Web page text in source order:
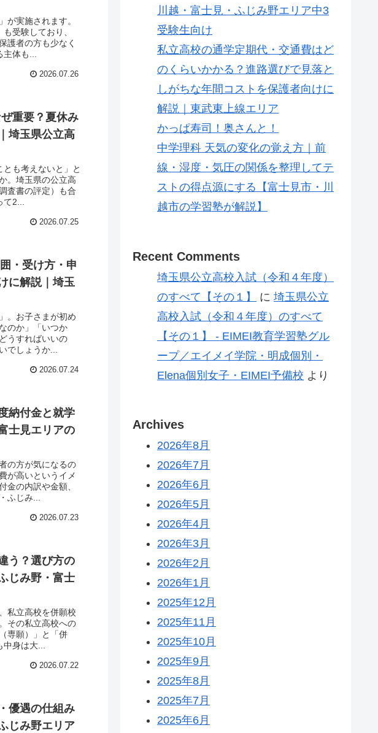
が実施されます。
受験しており、
護者の方も少なく
体も...
2026.07.26
重要？夏休み
埼玉県公立高
も考えないと」と
。埼玉県の公立高
査書の評定）も合
2...
2026.07.25
・受け方・申
に解説｜埼玉
。お子さまが初め
のか」「いつか
うすればいいの
でしょうか...
2026.07.24
納付金と就学
士見エリアの
の方が気になるの
が高いというイメ
金の内訳や金額、
ふじみ...
2026.07.23
う？選び方の
じみ野・富士
私立高校を併願校
その私立高校への
専願）」と「併
身は大...
2026.07.22
優遇の仕組み
じみ野エリア
川越・富士見・ふじみ野エリア中3
受験生向け
私立高校の通学定期代・交通費はど
のくらいかかる？進路選びで見落と
しがちな年間コストを保護者向けに
解説｜東武東上線エリア
かっぱ寿司！奥さんと！
中学理科 天気の変化の覚え方｜前
線・湿度・気圧の関係を整理してテ
ストの得点源にする【富士見市・川
越市の学習塾が解説】
Recent Comments
埼玉県公立高校入試（令和４年度）
のすべて【その１】
に 埼玉県公立
高校入試（令和４年度）のすべて
【その１】 - EIMEI教育学習塾グル
ープ／エイメイ学院・明成個別・
Elena個別女子・EIMEI予備校 より
Archives
2026年8月
2026年7月
2026年6月
2026年5月
2026年4月
2026年3月
2026年2月
2026年1月
2025年12月
2025年11月
2025年10月
2025年9月
2025年8月
2025年7月
2025年6月